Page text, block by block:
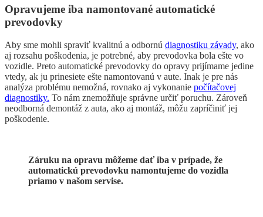
Opravujeme iba namontované automatické
prevodovky
Aby sme mohli spraviť kvalitnú a odbornú diagnostiku závady, ako
aj rozsahu poškodenia, je potrebné, aby prevodovka bola ešte vo
vozidle. Preto automatické prevodovky do opravy prijímame jedine
vtedy, ak ju prinesiete ešte namontovanú v aute. Inak je pre nás
analýza problému nemožná, rovnako aj vykonanie počítačovej
diagnostiky. To nám znemožňuje správne určiť poruchu. Zároveň
neodborná demontáž z auta, ako aj montáž, môžu zapríčiniť jej
poškodenie.
Záruku na opravu môžeme dať iba v prípade, že
automatickú prevodovku namontujeme do vozidla
priamo v našom servise.